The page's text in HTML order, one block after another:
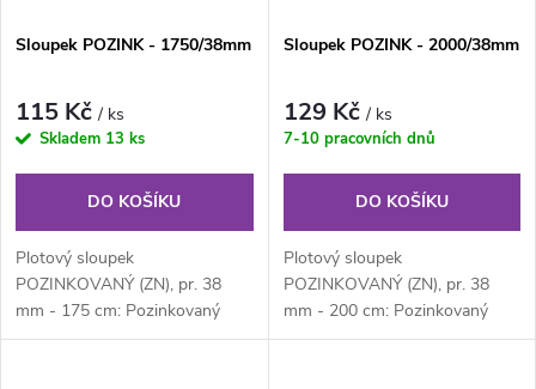
p
r
o
d
u
s
p
r
d
u
Sloupek POZINK - 1750/38mm
115 Kč/ ks
Skladem 13 ks
DO KOŠÍKU
Plotový sloupek
POZINKOVANÝ (ZN), pr. 38
mm - 175 cm: Pozinkovaný
kulatý plotový sloupek průměru
Sloupek POZINK - 2000/38mm
129 Kč/ ks
7-10 pracovních dnů
DO KOŠÍKU
Plotový sloupek
POZINKOVANÝ (ZN), pr. 38
mm - 200 cm: Pozinkovaný
kulatý plotový sloupek průměru